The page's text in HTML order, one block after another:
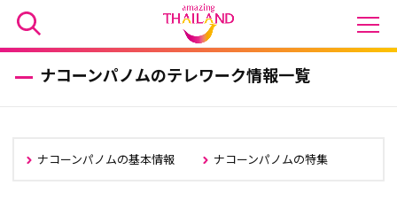
ナコーンパノムのテレワーク情報一覧
ナコーンパノムの基本情報 ナコーンパノムの特集